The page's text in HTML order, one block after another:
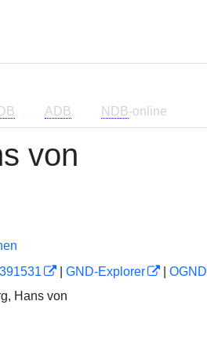
ADB NDB-online
von
GND-Explorer OGND
Hans von